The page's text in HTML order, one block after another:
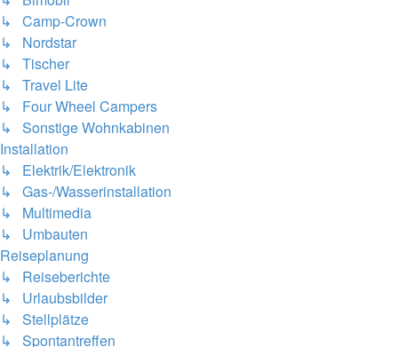
↳ Camp-Crown
↳ Nordstar
↳ Tischer
↳ Travel Lite
↳ Four Wheel Campers
↳ Sonstige Wohnkabinen
Installation
↳ Elektrik/Elektronik
↳ Gas-/Wasserinstallation
↳ Multimedia
↳ Umbauten
Reiseplanung
↳ Reiseberichte
↳ Urlaubsbilder
↳ Stellplätze
↳ Spontantreffen